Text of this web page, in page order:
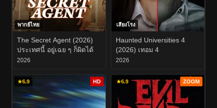
พากย์ไทย
The Secret Agent (2026)
ประเทศนี้ อยู่เฉย ๆ ก็ผิดได้
2026
เสียงโรง
Haunted Universities 4
(2026) เทอม 4
2026
★6.9 HD ★6.9 ZOOM